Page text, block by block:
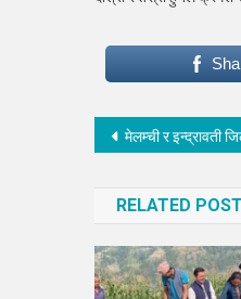
Post
मेलम्ची र इन्द्रावती जिल्ला स्तरीय शिक्षक
RELATED